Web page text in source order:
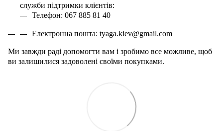
служби підтримки клієнтів:
Телефон: 067 885 81 40
Електронна пошта: tyaga.kiev@gmail.com
Ми завжди раді допомогти вам і зробимо все можливе, щоб
ви залишилися задоволені своїми покупками.